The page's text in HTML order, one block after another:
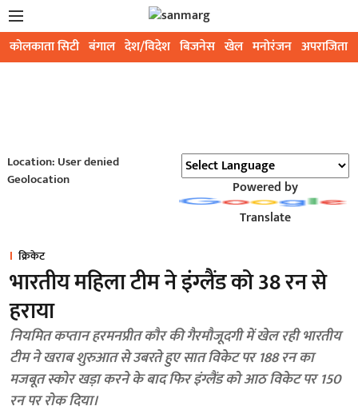
कोलकाता सिटी बंगाल देश/विदेश बिजनेस खेल मनोरंजन अपराजिता
Location: User denied
Geolocation
Powered by
Translate
क्रिकेट
भारतीय महिला टीम ने इंग्लैंड को 38 रन से
हराया
नियमित कप्तान हरमनप्रीत कौर की गैरमौजूदगी में खेल रही भारतीय
टीम ने खराब शुरुआत से उबरते हुए सात विकेट पर 188 रन का
मजबूत स्कोर खड़ा करने के बाद फिर इंग्लैंड को आठ विकेट पर 150
रन पर रोक दिया।